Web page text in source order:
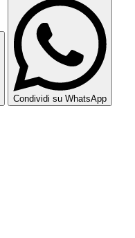
Condividi su WhatsApp